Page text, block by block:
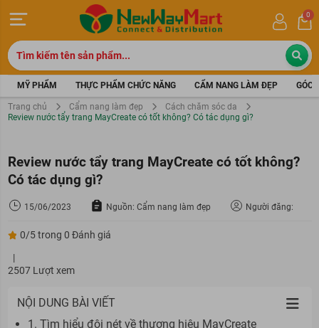
0
MỸ PHẨM THỰC PHẨM CHỨC NĂNG CẨM NANG LÀM ĐẸP GÓC
Trang chủ Cẩm nang làm đẹp
Cách chăm sóc da
Review nước tẩy trang MayCreate có tốt không? Có tác dụng gì?
Review nước tẩy trang MayCreate có tốt không?
Có tác dụng gì?
15/06/2023 Nguồn: Cẩm nang làm đẹp Người đăng:
0/5 trong 0 Đánh giá
|
2507 Lượt xem
NỘI DUNG BÀI VIẾT
1. Tìm hiểu đôi nét về thương hiệu MayCreate